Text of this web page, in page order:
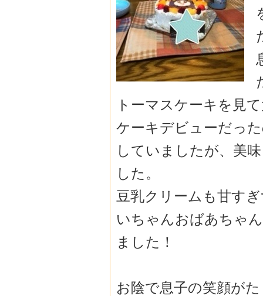
トーマスケーキを見
ケーキデビューだっ
していましたが、美
した。
豆乳クリームも甘す
いちゃんおばあちゃ
ました！
お陰で息子の笑顔が